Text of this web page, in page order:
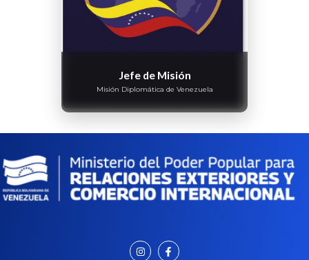
Jefe de Misión
Misión Diplomática de Venezuela